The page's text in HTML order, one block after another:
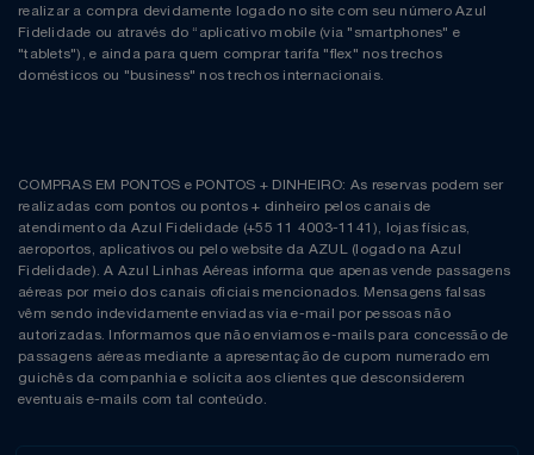
realizar a compra devidamente logado no site com seu número Azul
Fidelidade ou através do “aplicativo mobile (via "smartphones" e
"tablets"), e ainda para quem comprar tarifa "flex" nos trechos
domésticos ou "business" nos trechos internacionais.
COMPRAS EM PONTOS e PONTOS + DINHEIRO: As reservas podem ser
realizadas com pontos ou pontos + dinheiro pelos canais de
atendimento da Azul Fidelidade (+55 11 4003-1141), lojas físicas,
aeroportos, aplicativos ou pelo website da AZUL (logado na Azul
Fidelidade). A Azul Linhas Aéreas informa que apenas vende passagens
aéreas por meio dos canais oficiais mencionados. Mensagens falsas
vêm sendo indevidamente enviadas via e-mail por pessoas não
autorizadas. Informamos que não enviamos e-mails para concessão de
passagens aéreas mediante a apresentação de cupom numerado em
guichês da companhia e solicita aos clientes que desconsiderem
eventuais e-mails com tal conteúdo.